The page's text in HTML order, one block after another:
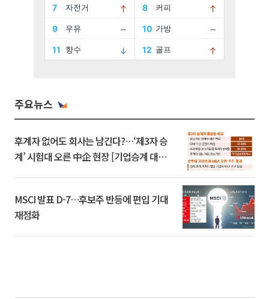
주요뉴스
후계자 없어도 회사는 남긴다?…‘제3자 승
계’ 시험대 오른 中企 현장 [기업승계 대전
MSCI 발표 D-7…후보주 반등에 편입 기대
재점화